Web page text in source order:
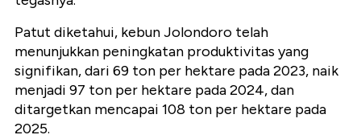
Patut diketahui, kebun Jolondoro telah
menunjukkan peningkatan produktivitas yang
signifikan, dari 69 ton per hektare pada 2023, naik
menjadi 97 ton per hektare pada 2024, dan
ditargetkan mencapai 108 ton per hektare pada
2025.